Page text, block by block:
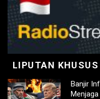
LIPUTAN KHUSUS
Banjir